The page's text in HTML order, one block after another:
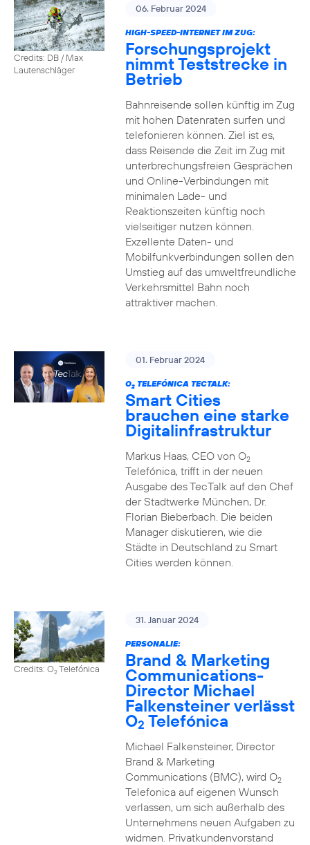
Credits: DB / Max
Lautenschläger
06. Februar 2024
HIGH-SPEED-INTERNET IM ZUG:
Forschungsprojekt
nimmt Teststrecke in
Betrieb
Bahnreisende sollen künftig im Zug
mit hohen Datenraten surfen und
telefonieren können. Ziel ist es,
dass Reisende die Zeit im Zug mit
unterbrechungsfreien Gesprächen
und Online-Verbindungen mit
minimalen Lade- und
Reaktionszeiten künftig noch
vielseitiger nutzen können.
Exzellente Daten- und
Mobilfunkverbindungen sollen den
Umstieg auf das umweltfreundliche
Verkehrsmittel Bahn noch
attraktiver machen.
01. Februar 2024
O2TELEFÓNICA TECTALK:
Smart Cities
brauchen eine starke
Digitalinfrastruktur
Markus Haas, CEO von O2
Telefónica, trifft in der neuen
Ausgabe des TecTalk auf den Chef
der Stadtwerke München, Dr.
Florian Bieberbach. Die beiden
Manager diskutieren, wie die
Städte in Deutschland zu Smart
Cities werden können.
Credits: O2Telefónica
31. Januar 2024
PERSONALIE:
Brand & Marketing
Communications-
Director Michael
Falkensteiner verlässt
O2 Telefónica
Michael Falkensteiner, Director
Brand & Marketing
Communications (BMC), wird O2
Telefonica auf eigenen Wunsch
verlassen, um sich außerhalb des
Unternehmens neuen Aufgaben zu
widmen. Privatkundenvorstand